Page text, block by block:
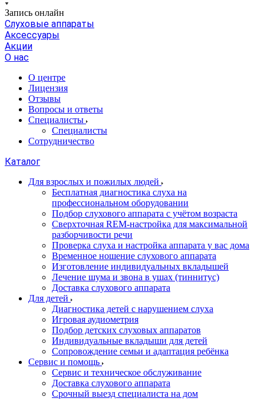
Запись онлайн
Слуховые аппараты
Аксессуары
Акции
О нас
О центре
Лицензия
Отзывы
Вопросы и ответы
Специалисты
Специалисты
Сотрудничество
Каталог
Для взрослых и пожилых людей
Бесплатная диагностика слуха на
профессиональном оборудовании
Подбор слухового аппарата с учётом возраста
Сверхточная REM-настройка для максимальной
разборчивости речи
Проверка слуха и настройка аппарата у вас дома
Временное ношение слухового аппарата
Изготовление индивидуальных вкладышей
Лечение шума и звона в ушах (тиннитус)
Доставка слухового аппарата
Для детей
Диагностика детей с нарушением слуха
Игровая аудиометрия
Подбор детских слуховых аппаратов
Индивидуальные вкладыши для детей
Сопровождение семьи и адаптация ребёнка
Сервис и помощь
Сервис и техническое обслуживание
Доставка слухового аппарата
Срочный выезд специалиста на дом